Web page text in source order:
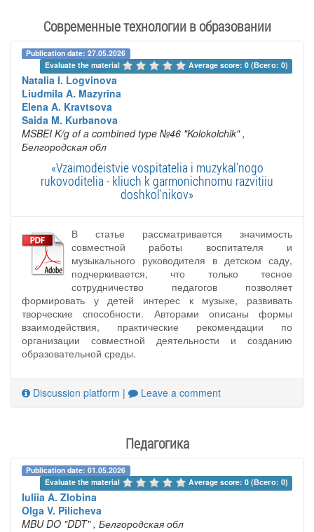
Современные технологии в образовании
Publication date: 27.05.2026
Evaluate the material
Average score: 0 (Всего: 0)
Natalia I. Logvinova
Liudmila A. Mazyrina
Elena A. Kravtsova
Saida M. Kurbanova
MSBEI K/g of a combined type №46 "Kolokolchik" ,
Белгородская обл
«Vzaimodeistvie vospitatelia i muzykal'nogo
rukovoditelia - kliuch k garmonichnomu razvitiiu
doshkol'nikov»
В статье рассматривается значимость
совместной работы воспитателя и
музыкального руководителя в детском саду,
подчеркивается, что только тесное
сотрудничество педагогов позволяет
формировать у детей интерес к музыке, развивать
творческие способности. Авторами описаны формы
взаимодействия, практические рекомендации по
организации совместной деятельности и созданию
образовательной среды.
Discussion platform | Leave a comment
Педагогика
Publication date: 01.05.2026
Evaluate the material
Average score: 0 (Всего: 0)
Iuliia A. Zlobina
Olga V. Pilicheva
MBU DO "DDT" , Белгородская обл